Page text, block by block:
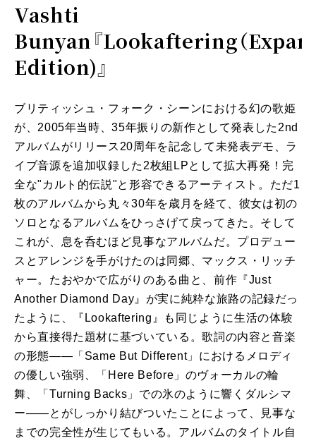
Vashti
Bunyan『Lookaftering（
Edition)』
ブリティッシュ・フォーク・シーンにおける幻の歌姫
が、2005年当時、35年振りの新作として発表した2nd
アルバムがリリース20周年を記念して未発表デモ、ラ
イブ音源を追加収録した2枚組LPとして拡大再発！完
全な"カルト的伝説"と形容できるアーティスト。ただ1
枚のアルバムから丸々30年を歳月を経て、彼女は初の
ソロとなるアルバムをひっさげて戻ってきた。そして
これが、息を呑むほど見事なアルバムだ。プロデュー
スとアレンジを手がけたのは同郷、マックス・リッチ
ャー。たおやかで広がりのある曲と、前作『Just
Another Diamond Day』が実に純粋な旅路の記録だっ
たように、『Lookaftering』も同じように生活の体験
から直接得た題材に基づいている。歌詞の内容と音楽
の形態――「Same But Different」におけるメロディ
の優しい強弱、「Here Before」のヴォーカルの輪
舞、「Turning Backs」での氷のように響くダルシマ
ー――とがしっかり結びついたことによって、見事な
までの完全性が生じてもいる。アルバムのタイトル自